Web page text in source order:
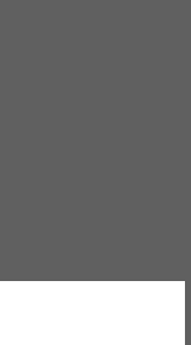
de bruges ofte.